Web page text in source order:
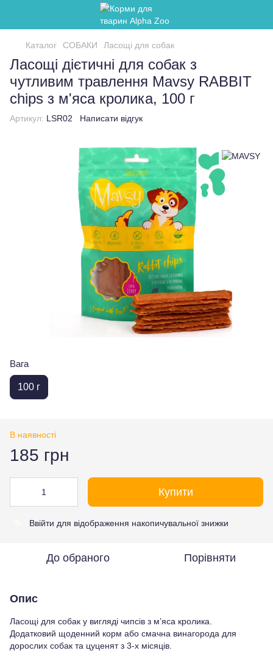
Каталог СОБАКИ Ласощі для собак
Ласощі дієтичні для собак з
чутливим травлення Mavsy RABBIT
chips з м'яса кролика, 100 г
Артикул: LSR02 Написати відгук
Вага
100 г
В наявності
185 грн
Купити
Ввійти для відображення накопичувальної знижки
До обраного Порівняти
Опис
Ласощі для собак у вигляді чипсів з м’яса кролика.
Додатковий щоденний корм або смачна винагорода для
дорослих собак та цуценят з 3-х місяців.